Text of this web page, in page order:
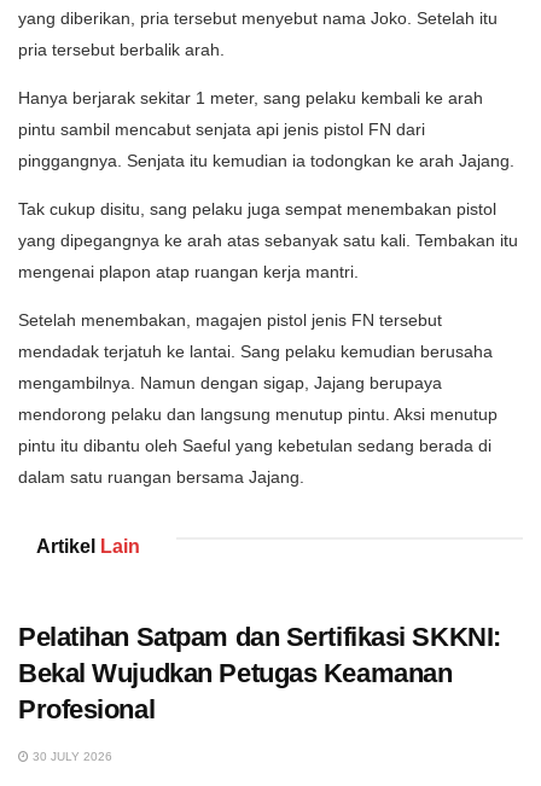
yang diberikan, pria tersebut menyebut nama Joko. Setelah itu
pria tersebut berbalik arah.
Hanya berjarak sekitar 1 meter, sang pelaku kembali ke arah
pintu sambil mencabut senjata api jenis pistol FN dari
pinggangnya. Senjata itu kemudian ia todongkan ke arah Jajang.
Tak cukup disitu, sang pelaku juga sempat menembakan pistol
yang dipegangnya ke arah atas sebanyak satu kali. Tembakan itu
mengenai plapon atap ruangan kerja mantri.
Setelah menembakan, magajen pistol jenis FN tersebut
mendadak terjatuh ke lantai. Sang pelaku kemudian berusaha
mengambilnya. Namun dengan sigap, Jajang berupaya
mendorong pelaku dan langsung menutup pintu. Aksi menutup
pintu itu dibantu oleh Saeful yang kebetulan sedang berada di
dalam satu ruangan bersama Jajang.
Artikel Lain
Pelatihan Satpam dan Sertifikasi SKKNI:
Bekal Wujudkan Petugas Keamanan
Profesional
30 JULY 2026